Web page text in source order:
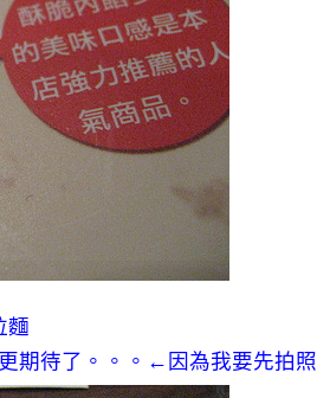
麵
期待了。。。←因為我要先拍照